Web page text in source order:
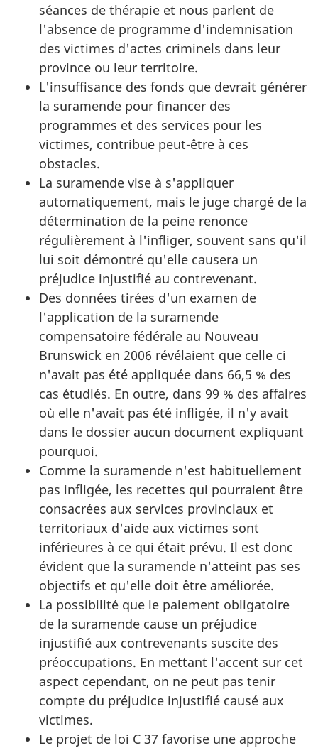
séances de thérapie et nous parlent de
l'absence de programme d'indemnisation
des victimes d'actes criminels dans leur
province ou leur territoire.
L'insuffisance des fonds que devrait générer
la suramende pour financer des
programmes et des services pour les
victimes, contribue peut-être à ces
obstacles.
La suramende vise à s'appliquer
automatiquement, mais le juge chargé de la
détermination de la peine renonce
régulièrement à l'infliger, souvent sans qu'il
lui soit démontré qu'elle causera un
préjudice injustifié au contrevenant.
Des données tirées d'un examen de
l'application de la suramende
compensatoire fédérale au Nouveau
Brunswick en 2006 révélaient que celle ci
n'avait pas été appliquée dans 66,5 % des
cas étudiés. En outre, dans 99 % des affaires
où elle n'avait pas été infligée, il n'y avait
dans le dossier aucun document expliquant
pourquoi.
Comme la suramende n'est habituellement
pas infligée, les recettes qui pourraient être
consacrées aux services provinciaux et
territoriaux d'aide aux victimes sont
inférieures à ce qui était prévu. Il est donc
évident que la suramende n'atteint pas ses
objectifs et qu'elle doit être améliorée.
La possibilité que le paiement obligatoire
de la suramende cause un préjudice
injustifié aux contrevenants suscite des
préoccupations. En mettant l'accent sur cet
aspect cependant, on ne peut pas tenir
compte du préjudice injustifié causé aux
victimes.
Le projet de loi C 37 favorise une approche